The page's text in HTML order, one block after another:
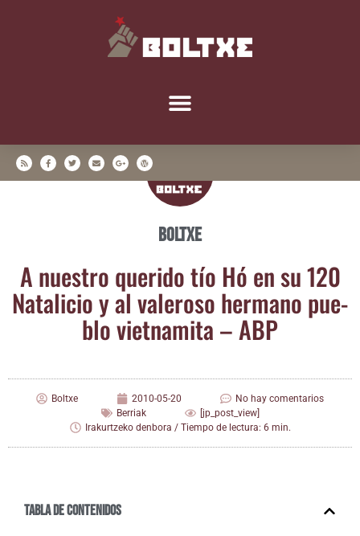
Boltxe
A nues­tro que­ri­do tío Hó en su 120
Nata­li­cio y al vale­ro­so her­mano pue­
blo viet­na­mi­ta – ABP
Boltxe 2010-05-20
No hay comentarios
Berriak
[jp_post_view]
Irakurtzeko denbora / Tiempo de lectura: 6 min.
Tabla de contenidos